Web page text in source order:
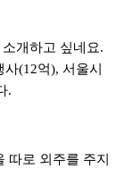
개하고 싶네요.
사(12억), 서울시
.
따로 외주를 주지